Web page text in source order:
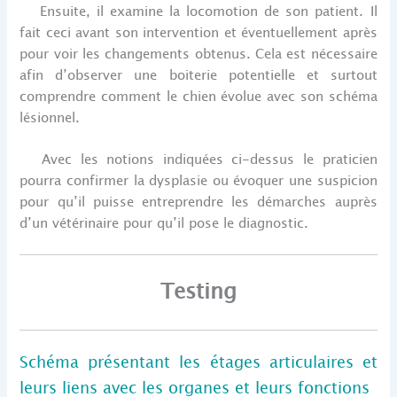
Ensuite, il examine la locomotion de son patient. Il
fait ceci avant son intervention et éventuellement après
pour voir les changements obtenus. Cela est nécessaire
afin d’observer une boiterie potentielle et surtout
comprendre comment le chien évolue avec son schéma
lésionnel.
Avec les notions indiquées ci-dessus le praticien
pourra confirmer la dysplasie ou évoquer une suspicion
pour qu’il puisse entreprendre les démarches auprès
d’un vétérinaire pour qu’il pose le diagnostic.
Testing
Schéma présentant les étages articulaires et
leurs liens avec les organes et leurs fonctions